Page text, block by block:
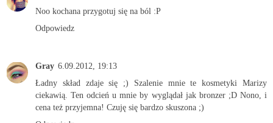
Noo kochana przygotuj się na ból :P
Odpowiedz
Gray 6.09.2012, 19:13
Ładny skład zdaje się ;) Szalenie mnie te kosmetyki Marizy
ciekawią. Ten odcień u mnie by wyglądał jak bronzer ;D Nono, i
cena też przyjemna! Czuję się bardzo skuszona ;)